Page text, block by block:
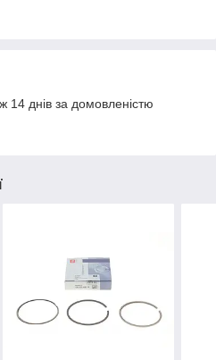
14 днів за домовленістю